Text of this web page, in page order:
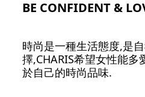
BE CONFIDENT &
時尚是一種生活態度,是
擇,CHARIS希望女性能多
於自己的時尚品味.